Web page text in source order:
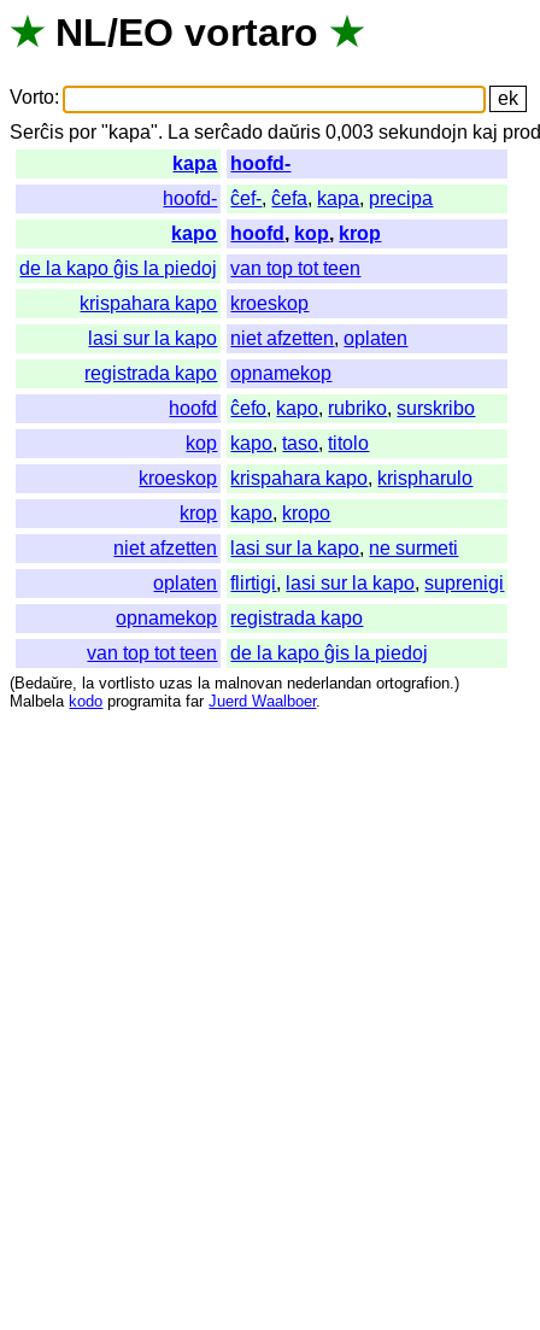
★ NL/EO vortaro ★
Vorto:
Serĉis por "kapa". La serĉado daŭris 0,003sekundojn kaj
kapa
hoofd-
hoofd-
ĉef-,ĉefa, kapa, precipa
kapo
hoofd , kop, krop
de la kapo ĝis la piedoj
van top tot teen
krispahara kapo
kroeskop
lasi sur la kapo
niet afzetten,oplaten
registrada kapo
opnamekop
hoofd
ĉefo, kapo, rubriko,surskribo
kop
kapo,taso,titolo
kroeskop
krispahara kapo, krispharulo
krop
kapo, kropo
niet afzetten
lasi sur la kapo, ne surmeti
oplaten
flirtigi, lasi sur la kapo,suprenigi
opnamekop
registrada kapo
van top tot teen
de la kapo ĝis la piedoj
(Bedaŭre, la vortlisto uzas la malnovan nederlandan ortografion.)
Malbela kodo programita far Juerd Waalboer.